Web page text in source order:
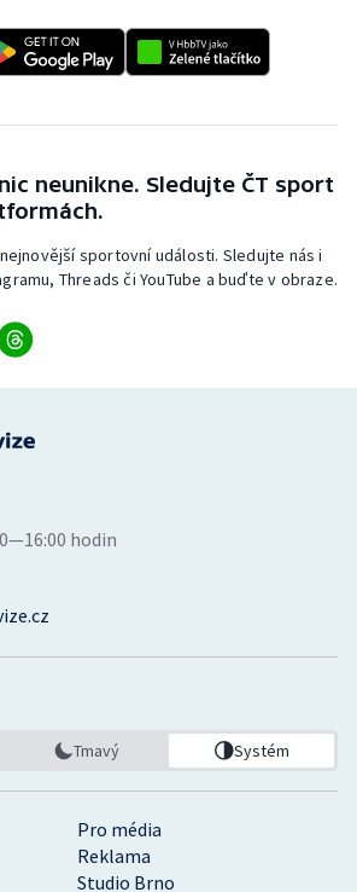
neunikne. Sledujte ČT sport
sportovní události. Sledujte nás i
Threads či YouTube a buďte v obraze.
Pro média
Reklama
Studio Brno
hodin
Tmavý Systém